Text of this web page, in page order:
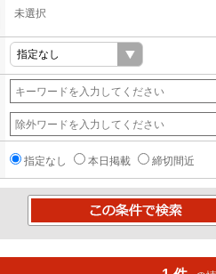
未選択
指定なし 本日掲載 締切間近